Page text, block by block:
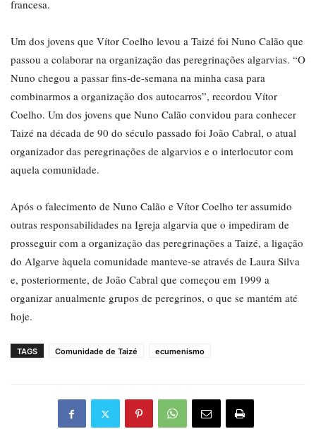
francesa.
Um dos jovens que Vítor Coelho levou a Taizé foi Nuno Calão que
passou a colaborar na organização das peregrinações algarvias. “O
Nuno chegou a passar fins-de-semana na minha casa para
combinarmos a organização dos autocarros”, recordou Vítor
Coelho. Um dos jovens que Nuno Calão convidou para conhecer
Taizé na década de 90 do século passado foi João Cabral, o atual
organizador das peregrinações de algarvios e o interlocutor com
aquela comunidade.
Após o falecimento de Nuno Calão e Vítor Coelho ter assumido
outras responsabilidades na Igreja algarvia que o impediram de
prosseguir com a organização das peregrinações a Taizé, a ligação
do Algarve àquela comunidade manteve-se através de Laura Silva
e, posteriormente, de João Cabral que começou em 1999 a
organizar anualmente grupos de peregrinos, o que se mantém até
hoje.
TAGS Comunidade de Taizé ecumenismo